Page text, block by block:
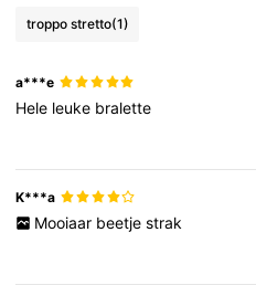
4.86
troppo stretto(1)
a***e
Hele leuke bralette
K***a
Mooiaar beetje strak